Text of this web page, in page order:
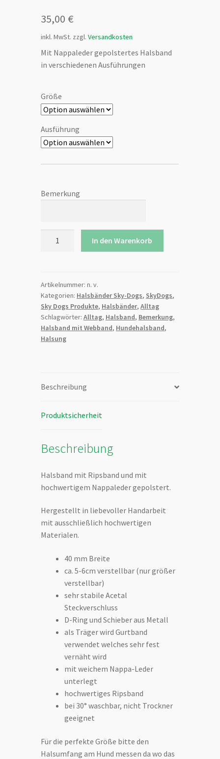
35,00 €
inkl. MwSt. zzgl.Versandkosten
Mit Nappaleder gepolstertes Halsband
in verschiedenen Ausführungen
Größe
Ausführung
Bemerkung
-
Ripsband
Sleddog-
mit
Nappaleder
orange
Menge
In den Warenkorb
Artikelnummer:n. v.
Kategorien: Halsbänder Sky-Dogs, SkyDogs,
Sky Dogs Produkte, Halsbänder,Alltag
Schlagwörter:Alltag, Halsband, Bemerkung,
Halsband mit Webband, Hundehalsband,
Halsung
Beschreibung
Produktsicherheit
Beschreibung
Halsband mit Ripsband und mit
hochwertigem Nappaleder gepolstert.
Hergestellt in liebevoller Handarbeit
mit ausschließlich hochwertigen
Materialen.
40 mm Breite
ca. 5-6cm verstellbar (nur größer
verstellbar)
sehr stabile Acetal
Steckverschluss
D-Ring und Schieber aus Metall
als Träger wird Gurtband
verwendet welches sehr fest
vernäht wird
mit weichem Nappa-Leder
unterlegt
hochwertiges Ripsband
bei 30° waschbar, nicht Trockner
geeignet
Für die perfekte Größe bitte den
Halsumfang am Hund messen da wo das